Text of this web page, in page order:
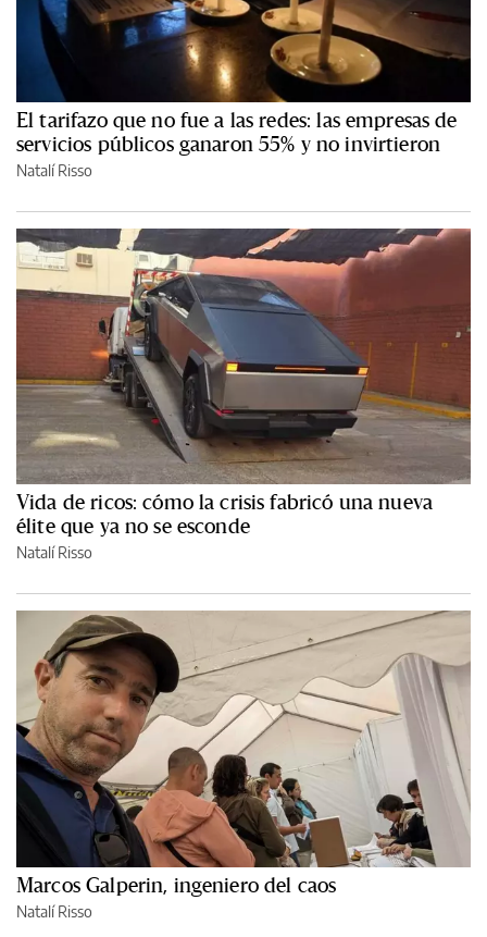
El tarifazo que no fue a las redes: las empresas de
servicios públicos ganaron 55% y no invirtieron
Natalí Risso
Vida de ricos: cómo la crisis fabricó una nueva
élite que ya no se esconde
Natalí Risso
Marcos Galperin, ingeniero del caos
Natalí Risso